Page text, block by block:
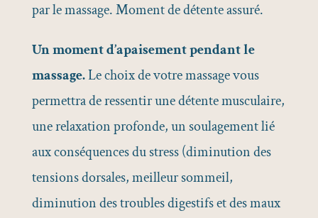
par le massage. Moment de détente assuré.
Un moment d’apaisement pendant le
massage.Le choix de votre massage vous
permettra de ressentir une détente musculaire,
une relaxation profonde, un soulagement lié
aux conséquences du stress (diminution des
tensions dorsales, meilleur sommeil,
diminution des troubles digestifs et des maux